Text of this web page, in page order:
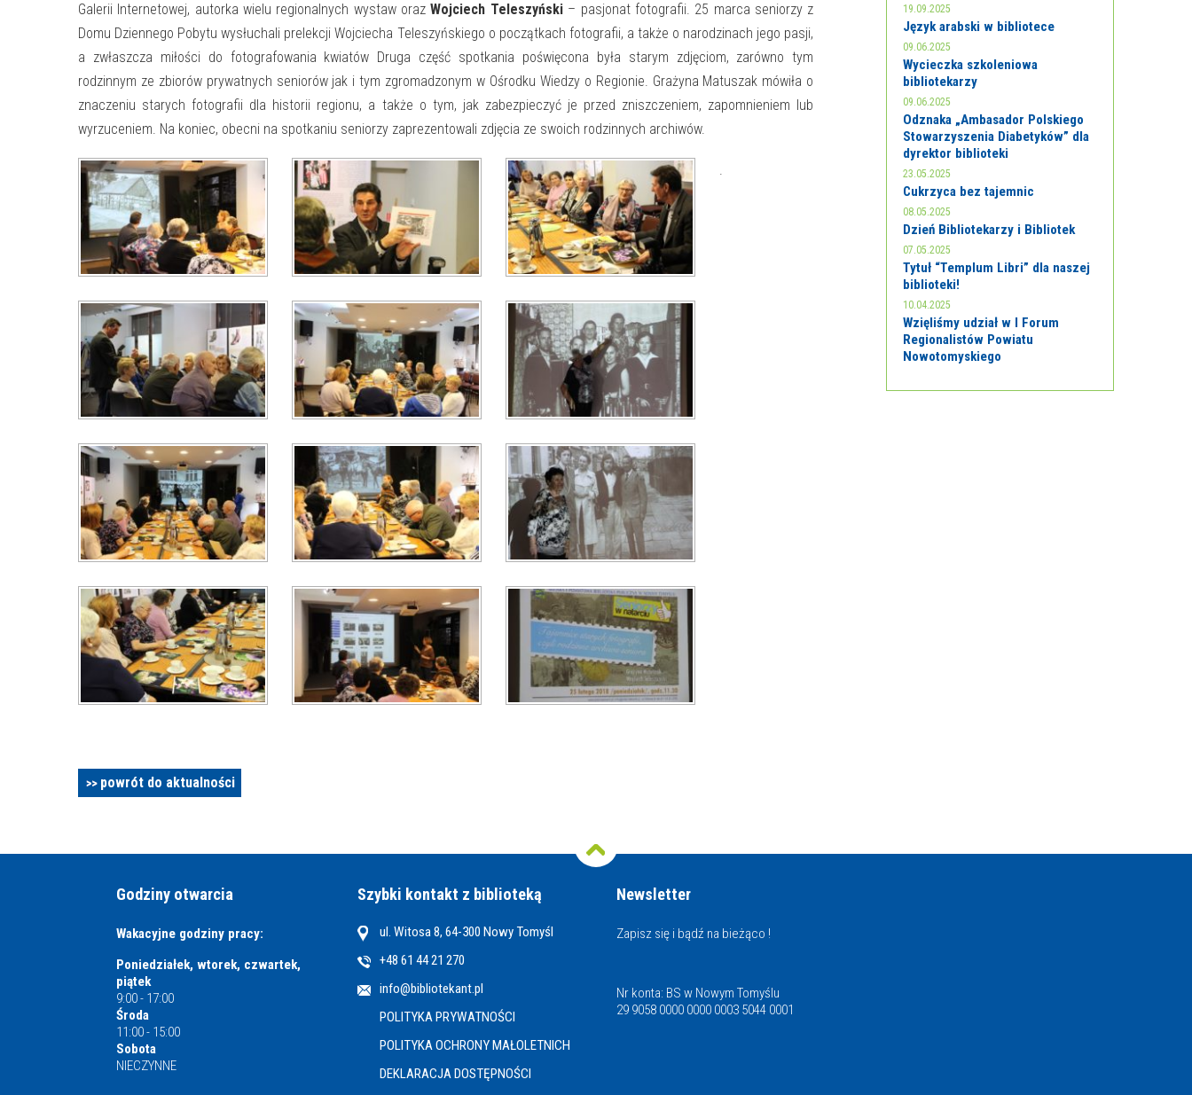
Galerii Internetowej, autorka wielu regionalnych wystaw oraz Wojciech Teleszyński– pasjonat fotografii. 25 marca seniorzy z
Domu Dziennego Pobytu wysłuchali prelekcji Wojciecha Teleszyńskiego o początkach fotografii, a także o narodzinach jego pasji,
a zwłaszcza miłości do fotografowania kwiatów Druga część spotkania poświęcona była starym zdjęciom, zarówno tym
rodzinnym ze zbiorów prywatnych seniorów jak i tym zgromadzonym w Ośrodku Wiedzy o Regionie. Grażyna Matuszak mówiła o
znaczeniu starych fotografii dla historii regionu, a także o tym, jak zabezpieczyć je przed zniszczeniem, zapomnieniem lub
wyrzuceniem. Na koniec, obecni na spotkaniu seniorzy zaprezentowali zdjęcia ze swoich rodzinnych archiwów.
.
powrót do aktualności
19.09.2025
Język arabski w bibliotece
09.06.2025
Wycieczka szkoleniowa
bibliotekarzy
09.06.2025
Odznaka „Ambasador Polskiego
Stowarzyszenia Diabetyków” dla
dyrektor biblioteki
23.05.2025
Cukrzyca bez tajemnic
08.05.2025
Dzień Bibliotekarzy i Bibliotek
07.05.2025
Tytuł “Templum Libri” dla naszej
biblioteki!
10.04.2025
Wzięliśmy udział w I Forum
Regionalistów Powiatu
Nowotomyskiego
Godziny otwarcia
Wakacyjne godziny pracy:
Poniedziałek, wtorek, czwartek,
piątek
9:00 - 17:00
Środa
11:00 - 15:00
Sobota
NIECZYNNE
Szybki kontakt z biblioteką
ul. Witosa 8, 64-300 Nowy Tomyśl
+48 61 44 21 270
info@bibliotekant.pl
POLITYKA PRYWATNOŚCI
POLITYKA OCHRONY MAŁOLETNICH
DEKLARACJA DOSTĘPNOŚCI
Newsletter
Zapisz się i bądź na bieżąco !
Nr konta: BS w Nowym Tomyślu
29 9058 0000 0000 0003 5044 0001